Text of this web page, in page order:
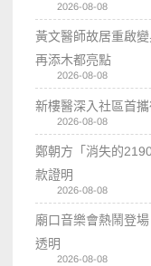
2026-08-08
黃文醫師故居重啟
再添木都亮點
2026-08-08
新樓醫深入社區首
2026-08-08
鄭朝方「消失的
款證明
2026-08-08
廟口音樂會熱鬧登
透明
2026-08-08